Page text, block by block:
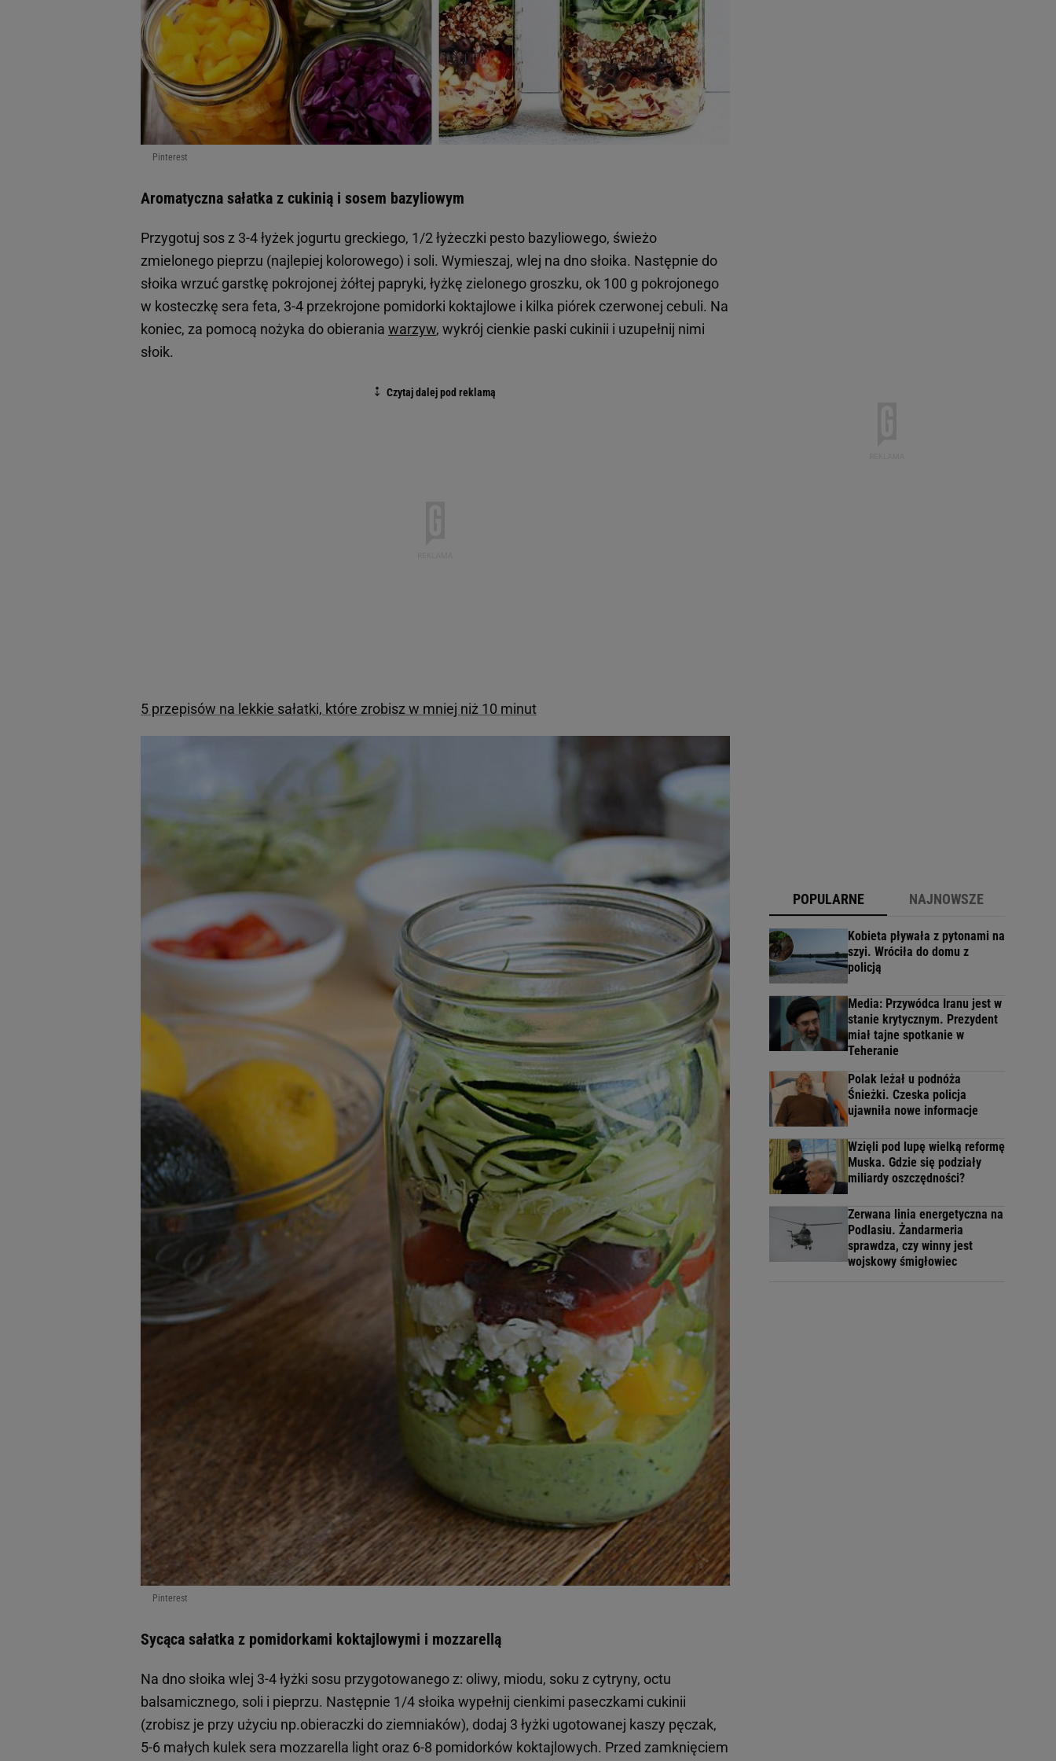
Pinterest
Aromatyczna sałatka z cukinią i sosem bazyliowym
Przygotuj sos z 3-4 łyżek jogurtu greckiego, 1/2 łyżeczki pesto bazyliowego, świeżo
zmielonego pieprzu (najlepiej kolorowego) i soli. Wymieszaj, wlej na dno słoika. Następnie do
słoika wrzuć garstkę pokrojonej żółtej papryki, łyżkę zielonego groszku, ok 100 g pokrojonego
w kosteczkę sera feta, 3-4 przekrojone pomidorki koktajlowe i kilka piórek czerwonej cebuli. Na
koniec, za pomocą nożyka do obierania warzyw, wykrój cienkie paski cukinii i uzupełnij nimi
słoik.
5 przepisów na lekkie sałatki, które zrobisz w mniej niż 10 minut
Pinterest
Sycąca sałatka z pomidorkami koktajlowymi i mozzarellą
Na dno słoika wlej 3-4 łyżki sosu przygotowanego z: oliwy, miodu, soku z cytryny, octu
balsamicznego, soli i pieprzu. Następnie 1/4 słoika wypełnij cienkimi paseczkami cukinii
(zrobisz je przy użyciu np.obieraczki do ziemniaków), dodaj 3 łyżki ugotowanej kaszy pęczak,
5-6 małych kulek sera mozzarella light oraz 6-8 pomidorków koktajlowych. Przed zamknięciem
POPULARNE NAJNOWSZE
Kobieta pływała z pytonami na
szyi. Wróciła do domu z
policją
Media: Przywódca Iranu jest w
stanie krytycznym. Prezydent
miał tajne spotkanie w
Teheranie
Polak leżał u podnóża
Śnieżki. Czeska policja
ujawniła nowe informacje
Wzięli pod lupę wielką reformę
Muska. Gdzie się podziały
miliardy oszczędności?
Zerwana linia energetyczna na
Podlasiu. Żandarmeria
sprawdza, czy winny jest
wojskowy śmigłowiec